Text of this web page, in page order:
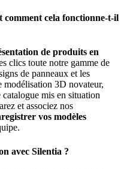
comment cela fonctionne-t-il
de produits en
clics toute notre gamme de
de panneaux et les
modélisation 3D novateur,
mis en situation
et associez nos
vos modèles
avec Silentia ?